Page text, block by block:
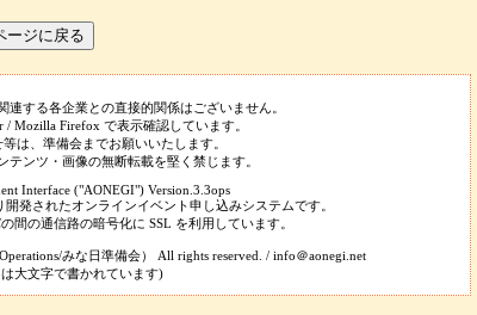
する各企業との直接的関係はございません。
/ Mozilla Firefox で表示確認しています。
は、準備会までお願いいたします。
テンツ・画像の無断転載を堅く禁じます。
Interface ("AONEGI") Version.3.3ops
開発されたオンラインイベント申し込みシステムです。
間の通信路の暗号化に SSL を利用しています。
みな日準備会） All rights reserved. / info＠aonegi.net
大文字で書かれています)